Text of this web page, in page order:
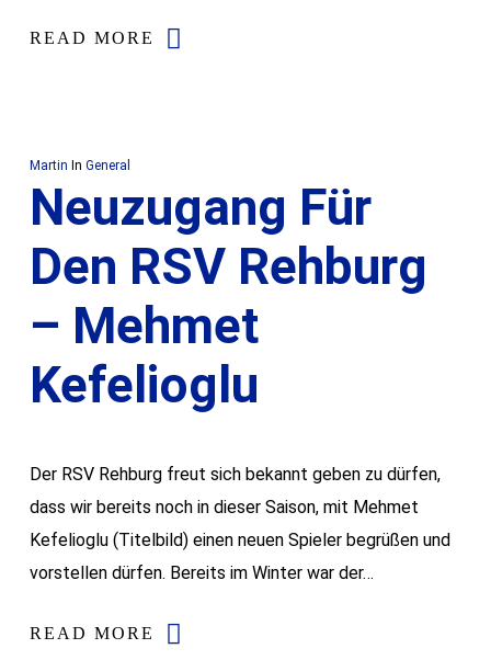
READ MORE
Martin In General
Neuzugang Für
Den RSV Rehburg
– Mehmet
Kefelioglu
Der RSV Rehburg freut sich bekannt geben zu dürfen,
dass wir bereits noch in dieser Saison, mit Mehmet
Kefelioglu (Titelbild) einen neuen Spieler begrüßen und
vorstellen dürfen. Bereits im Winter war der…
READ MORE